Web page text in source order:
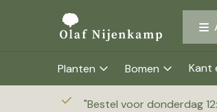
Planten Bomen Kant
"Bestel voor donderdag